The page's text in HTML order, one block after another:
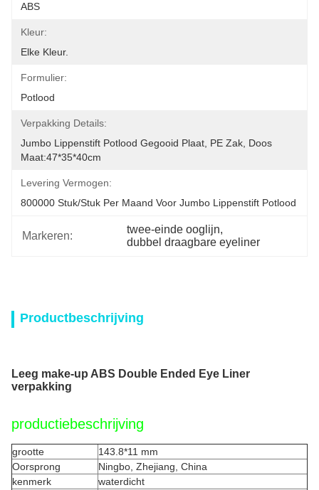
ABS
Kleur:
Elke Kleur.
Formulier:
Potlood
Verpakking Details:
Jumbo Lippenstift Potlood Gegooid Plaat, PE Zak, Doos
Maat:47*35*40cm
Levering Vermogen:
800000 Stuk/stuk Per Maand Voor Jumbo Lippenstift Potlood
Markeren:
twee-einde ooglijn,
dubbel draagbare eyeliner
Productbeschrijving
Leeg make-up ABS Double Ended Eye Liner
verpakking
productiebeschrijving
grootte
143.8*11 mm
Oorsprong
Ningbo, Zhejiang, China
kenmerk
waterdicht